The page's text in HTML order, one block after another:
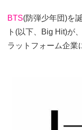
BTS(防弾少年団)を
ト(以下、Big Hit)が
ラットフォーム企業